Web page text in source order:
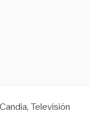
Televisión